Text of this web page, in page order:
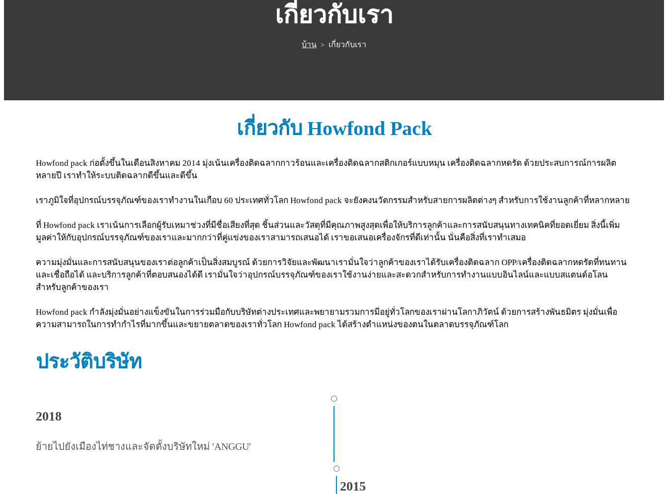
เกี่ยวกับเรา
บ้าน > เกี่ยวกับเรา
เกี่ยวกับ Howfond Pack
Howfond pack ก่อตั้งขึ้นในเดือนสิงหาคม 2014 มุ่งเน้นเครื่องติดฉลากกาวร้อนและเครื่องติดฉลากสติกเกอร์แบบหมุน เครื่องติดฉลากหดรัด ด้วยประสบการณ์การผลิต
หลายปี เราทำให้ระบบติดฉลากดีขึ้นและดีขึ้น
เราภูมิใจที่อุปกรณ์บรรจุภัณฑ์ของเราทำงานในเกือบ 60 ประเทศทั่วโลก Howfond pack จะยังคงนวัตกรรมสำหรับสายการผลิตต่างๆ สำหรับการใช้งานลูกค้าที่หลากหลาย
ที่ Howfond pack เราเน้นการเลือกผู้รับเหมาช่วงที่มีชื่อเสียงที่สุด ชิ้นส่วนและวัสดุที่มีคุณภาพสูงสุดเพื่อให้บริการลูกค้าและการสนับสนุนทางเทคนิคที่ยอดเยี่ยม สิ่งนี้เพิ่ม
มูลค่าให้กับอุปกรณ์บรรจุภัณฑ์ของเราและมากกว่าที่คู่แข่งของเราสามารถเสนอได้ เราขอเสนอเครื่องจักรที่ดีเท่านั้น นั่นคือสิ่งที่เราทำเสมอ
ความมุ่งมั่นและการสนับสนุนของเราต่อลูกค้าเป็นสิ่งสมบูรณ์ ด้วยการวิจัยและพัฒนาเรามั่นใจว่าลูกค้าของเราได้รับเครื่องติดฉลาก OPP/เครื่องติดฉลากหดรัดที่ทนทาน
และเชื่อถือได้ และบริการลูกค้าที่ตอบสนองได้ดี เรามั่นใจว่าอุปกรณ์บรรจุภัณฑ์ของเราใช้งานง่ายและสะดวกสำหรับการทำงานแบบอินไลน์และแบบสแตนด์อโลน
สำหรับลูกค้าของเรา
Howfond pack กำลังมุ่งมั่นอย่างแข็งขันในการร่วมมือกับบริษัทต่างประเทศและพยายามรวมการมีอยู่ทั่วโลกของเราผ่านโลกาภิวัตน์ ด้วยการสร้างพันธมิตร มุ่งมั่นเพื่อ
ความสามารถในการทำกำไรที่มากขึ้นและขยายตลาดของเราทั่วโลก Howfond pack ได้สร้างตำแหน่งของตนในตลาดบรรจุภัณฑ์โลก
ประวัติบริษัท
2018
ย้ายไปยังเมืองไท่ชางและจัดตั้งบริษัทใหม่ 'ANGGU'
⚪
⚪
2015